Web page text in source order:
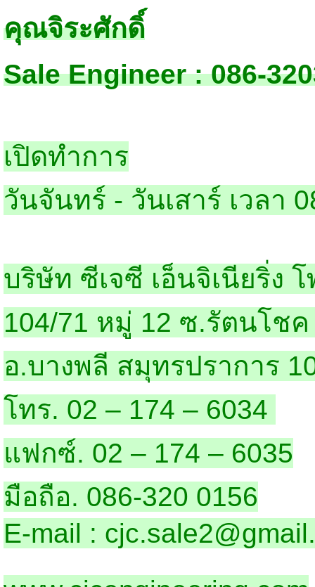
คุณจิระศักดิ์
Sale Engineer : 086-
เปิดทำการ
วันจันทร์ - วันเสาร์ เวลา
บริษัท ซีเจซี เอ็นจิเนียริ่ง
104/71 หมู่ 12 ซ.รัตนโช
อ.บางพลี สมุทรปราการ
โทร. 02 – 174 – 6034
แฟกซ์. 02 – 174 – 6035
มือถือ. 086-320 0156
E-mail :